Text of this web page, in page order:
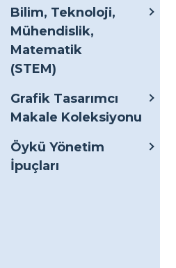
Bilim, Teknoloji,
Mühendislik,
Matematik
(STEM)
Grafik Tasarımcı
Makale Koleksiyonu
Öykü Yönetim
İpuçları